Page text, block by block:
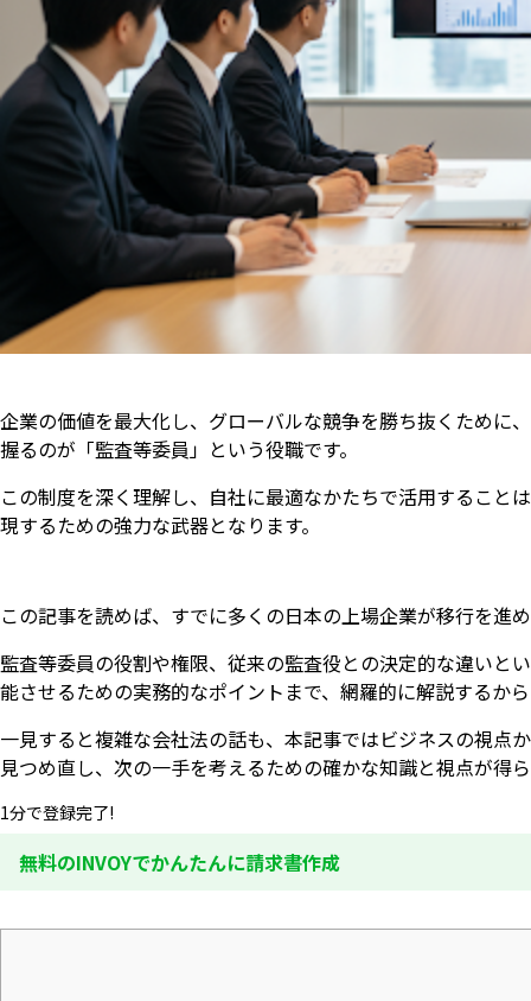
企業の価値を最大化し、グローバルな競争を勝ち抜くために
握るのが「監査等委員」という役職です。
この制度を深く理解し、自社に最適なかたちで活用すること
現するための強力な武器となります。
この記事を読めば、すでに多くの日本の上場企業が移行を進
監査等委員の役割や権限、従来の監査役との決定的な違いと
能させるための実務的なポイントまで、網羅的に解説するか
一見すると複雑な会社法の話も、本記事ではビジネスの視点
見つめ直し、次の一手を考えるための確かな知識と視点が得
1分で登録完了!
無料のINVOYでかんたんに請求書作成